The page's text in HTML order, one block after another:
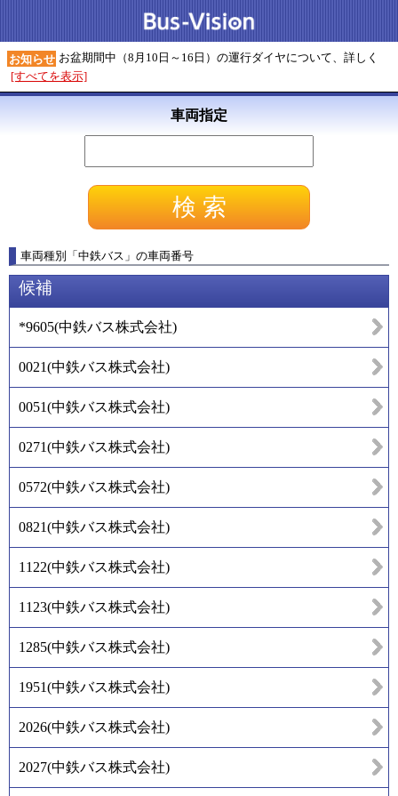
お知らせ お盆期間中（8月10日～16日）の運行ダイヤについて、詳しく
[すべてを表示]
車両指定
車両種別 「中鉄バス 」 の車両番号
候補
*9605(中鉄バス株式会社)
0021(中鉄バス株式会社)
0051(中鉄バス株式会社)
0271(中鉄バス株式会社)
0572(中鉄バス株式会社)
0821(中鉄バス株式会社)
1122(中鉄バス株式会社)
1123(中鉄バス株式会社)
1285(中鉄バス株式会社)
1951(中鉄バス株式会社)
2026(中鉄バス株式会社)
2027(中鉄バス株式会社)